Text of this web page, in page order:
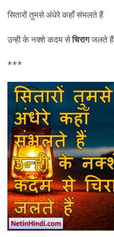
सितारों तुमसे अंधेरे कहाँ संभलते हैं
उन्ही के नक्शे कदम सेचिरागजलते हैं
***